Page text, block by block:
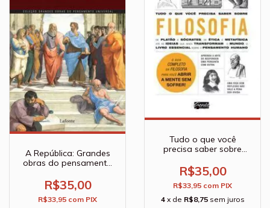
A República: Grandes
obras do pensamento
R$35,00
R$33,95 com PIX
Tudo o que você
precisa saber sobre
R$35,00
R$33,95 com PIX
4 x de R$8,75 sem juros